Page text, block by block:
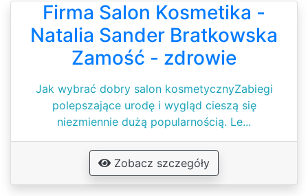
Firma Salon Kosmetika -
Natalia Sander Bratkowska
Zamość - zdrowie
Jak wybrać dobry salon kosmetycznyZabiegi
polepszające urodę i wygląd cieszą się
niezmiennie dużą popularnością. Le...
Zobacz szczegóły